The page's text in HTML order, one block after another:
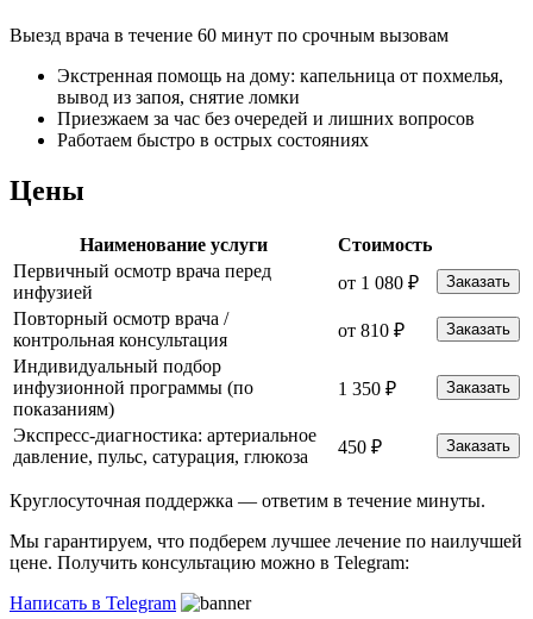
Выезд врача в течение 60 минут по срочным вызовам
Экстренная помощь на дому: капельница от похмелья,
вывод из запоя, снятие ломки
Приезжаем за час без очередей и лишних вопросов
Работаем быстро в острых состояниях
Цены
Наименование услуги
Стоимость
Первичный осмотр врача перед
инфузией
от 1 080 ₽ Заказать
Повторный осмотр врача /
контрольная консультация
от 810 ₽ Заказать
Индивидуальный подбор
инфузионной программы (по
показаниям)
1 350 ₽ Заказать
Экспресс-диагностика: артериальное
давление, пульс, сатурация, глюкоза
450 ₽ Заказать
Круглосуточная поддержка — ответим в течение минуты.
Мы гарантируем, что подберем лучшее лечение по наилучшей
цене. Получить консультацию можно в Telegram:
Написать в Telegram